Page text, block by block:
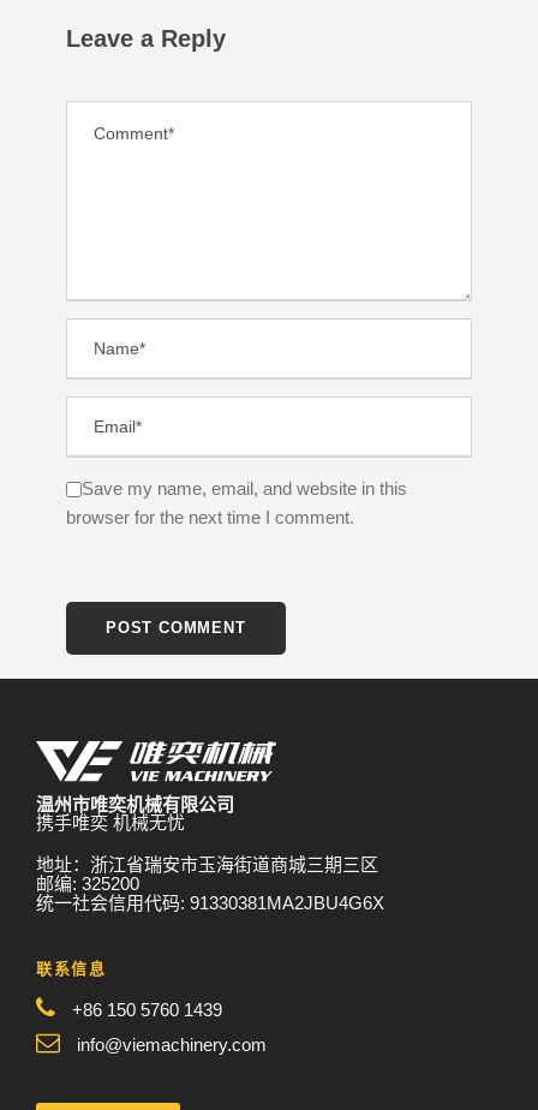
Leave a Reply
Save my name, email, and website in this
browser for the next time I comment.
温州市唯奕机械有限公司
携手唯奕 机械无忧
地址：浙江省瑞安市玉海街道商城三期三区
邮编: 325200
统一社会信用代码: 91330381MA2JBU4G6X
联系信息
+86 150 5760 1439
info@viemachinery.com